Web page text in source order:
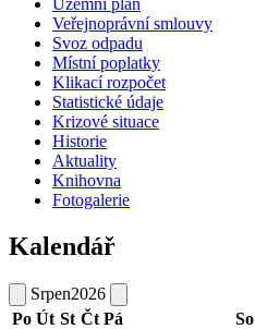
Územní plán
Veřejnoprávní smlouvy
Svoz odpadu
Místní poplatky
Klikací rozpočet
Statistické údaje
Krizové situace
Historie
Aktuality
Knihovna
Fotogalerie
Kalendář
Srpen2026
Po Út St Čt Pá So